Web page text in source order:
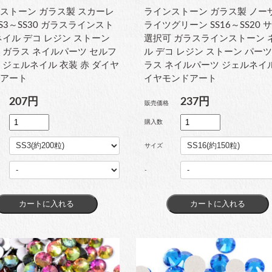
トーン ガラス製 スカーレ
～SS30 ガラスラインスト
イル デコ レジン ストーン
ガラス ネイルパーツ セルフ
ジェルネイル 衣装 赤 ダイヤ
ート
207円
ラインストーン ガラス製 ノー
ライツグリーン SS16～SS20
選択可 ガラスラインストーン
ル デコ レジン ストーン パー
ラス ネイルパーツ ジェルネイ
イヤモンドアート
販売価格 237円
購入数
サイズ
-